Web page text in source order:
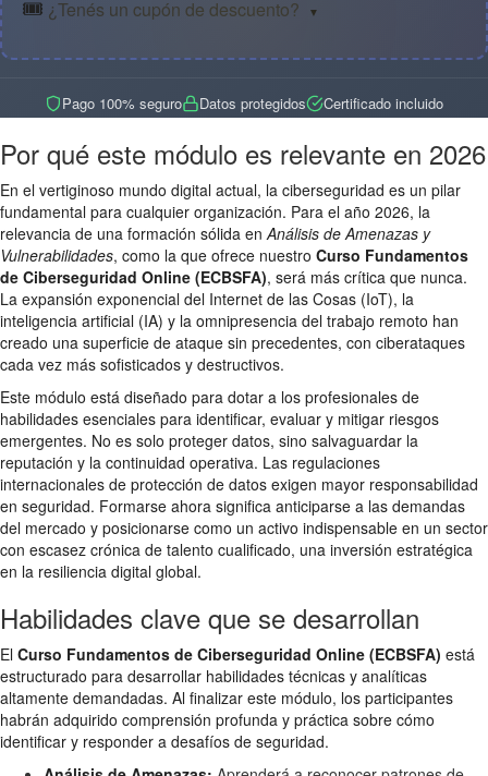
🎟️ ¿Tenés un cupón de descuento? ▼
Pago 100% seguro Datos protegidos Certificado incluido
Por qué este módulo es relevante en 2026
En el vertiginoso mundo digital actual, la ciberseguridad es un pilar
fundamental para cualquier organización. Para el año 2026, la
relevancia de una formación sólida en Análisis de Amenazas y
Vulnerabilidades, como la que ofrece nuestro Curso Fundamentos
de Ciberseguridad Online (ECBSFA), será más crítica que nunca.
La expansión exponencial del Internet de las Cosas (IoT), la
inteligencia artificial (IA) y la omnipresencia del trabajo remoto han
creado una superficie de ataque sin precedentes, con ciberataques
cada vez más sofisticados y destructivos.
Este módulo está diseñado para dotar a los profesionales de
habilidades esenciales para identificar, evaluar y mitigar riesgos
emergentes. No es solo proteger datos, sino salvaguardar la
reputación y la continuidad operativa. Las regulaciones
internacionales de protección de datos exigen mayor responsabilidad
en seguridad. Formarse ahora significa anticiparse a las demandas
del mercado y posicionarse como un activo indispensable en un sector
con escasez crónica de talento cualificado, una inversión estratégica
en la resiliencia digital global.
Habilidades clave que se desarrollan
El Curso Fundamentos de Ciberseguridad Online (ECBSFA) está
estructurado para desarrollar habilidades técnicas y analíticas
altamente demandadas. Al finalizar este módulo, los participantes
habrán adquirido comprensión profunda y práctica sobre cómo
identificar y responder a desafíos de seguridad.